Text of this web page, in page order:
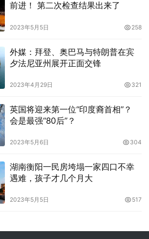
前进！ 第二次检查结果出来了
2023年5月5日 258
外媒：拜登、奥巴马与特朗普在宾
夕法尼亚州展开正面交锋
2023年4月29日 321
英国将迎来第一位“印度裔首相”？
会是最强“80后”？
2023年5月6日 304
湖南衡阳一民房垮塌一家四口不幸
遇难，孩子才几个月大
2023年5月5日 517